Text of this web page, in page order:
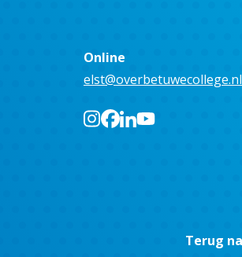
Online
elst@overbetuwecollege.nl
Terug